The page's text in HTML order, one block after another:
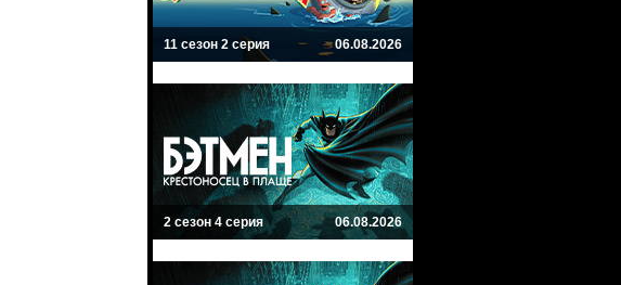
11 сезон 2 серия 06.08.2026
2 сезон 4 серия 06.08.2026